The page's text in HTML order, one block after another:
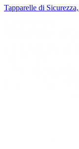
Tapparelle di